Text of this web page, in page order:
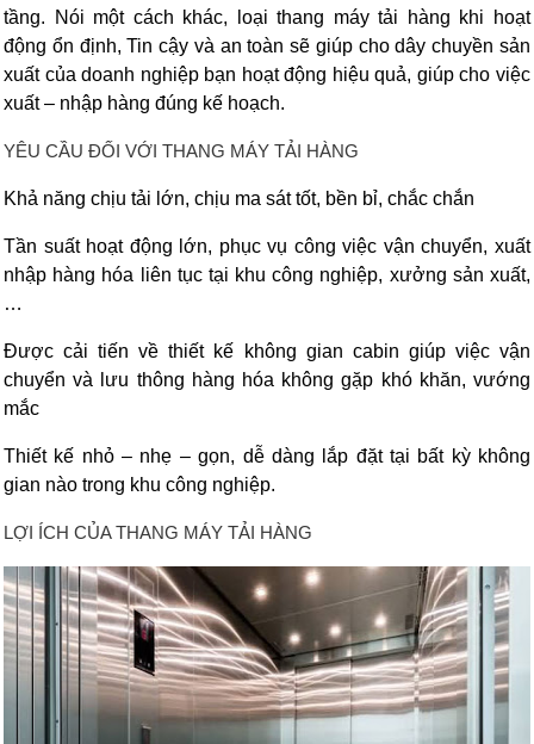
tầng. Nói một cách khác, loại thang máy tải hàng khi hoạt
động ổn định, Tin cậy và an toàn sẽ giúp cho dây chuyền sản
xuất của doanh nghiệp bạn hoạt động hiệu quả, giúp cho việc
xuất – nhập hàng đúng kế hoạch.
YÊU CẦU ĐỐI VỚI THANG MÁY TẢI HÀNG
Khả năng chịu tải lớn, chịu ma sát tốt, bền bỉ, chắc chắn
Tần suất hoạt động lớn, phục vụ công việc vận chuyển, xuất
nhập hàng hóa liên tục tại khu công nghiệp, xưởng sản xuất,
…
Được cải tiến về thiết kế không gian cabin giúp việc vận
chuyển và lưu thông hàng hóa không gặp khó khăn, vướng
mắc
Thiết kế nhỏ – nhẹ – gọn, dễ dàng lắp đặt tại bất kỳ không
gian nào trong khu công nghiệp.
LỢI ÍCH CỦA THANG MÁY TẢI HÀNG